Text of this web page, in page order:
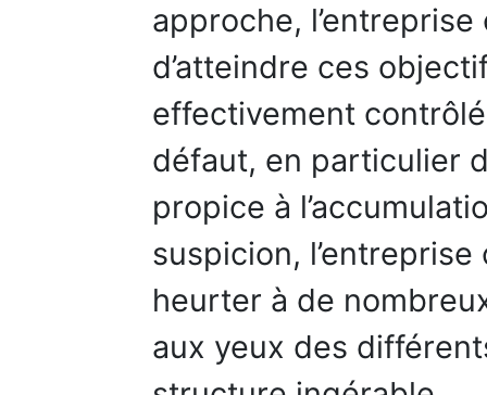
approche,
d’atteindre ces
effectivement
défaut, en particulier
propice à
suspicion,
heurter à de
aux yeux des